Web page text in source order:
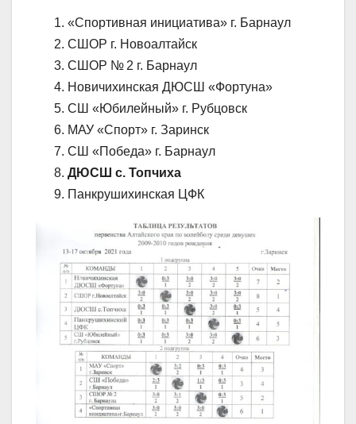
«Спортивная инициатива» г. Барнаул
СШОР г. Новоалтайск
СШОР № 2 г. Барнаул
Новичихинская ДЮСШ «Фортуна»
СШ «Юбилейный» г. Рубцовск
МАУ «Спорт» г. Заринск
СШ «Победа» г. Барнаул
ДЮСШ с. Топчиха
Панкрушихинская ЦФК